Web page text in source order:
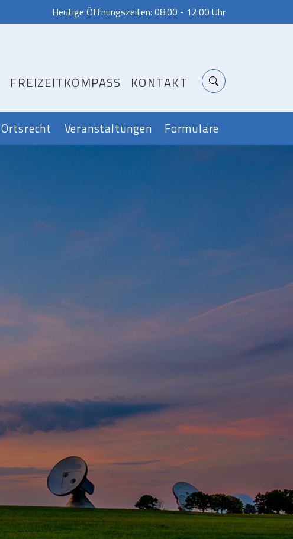
Heutige Öffnungszeiten: 08:00 - 12:00 Uhr
FREIZEITKOMPASS KONTAKT
Ortsrecht Veranstaltungen Formulare